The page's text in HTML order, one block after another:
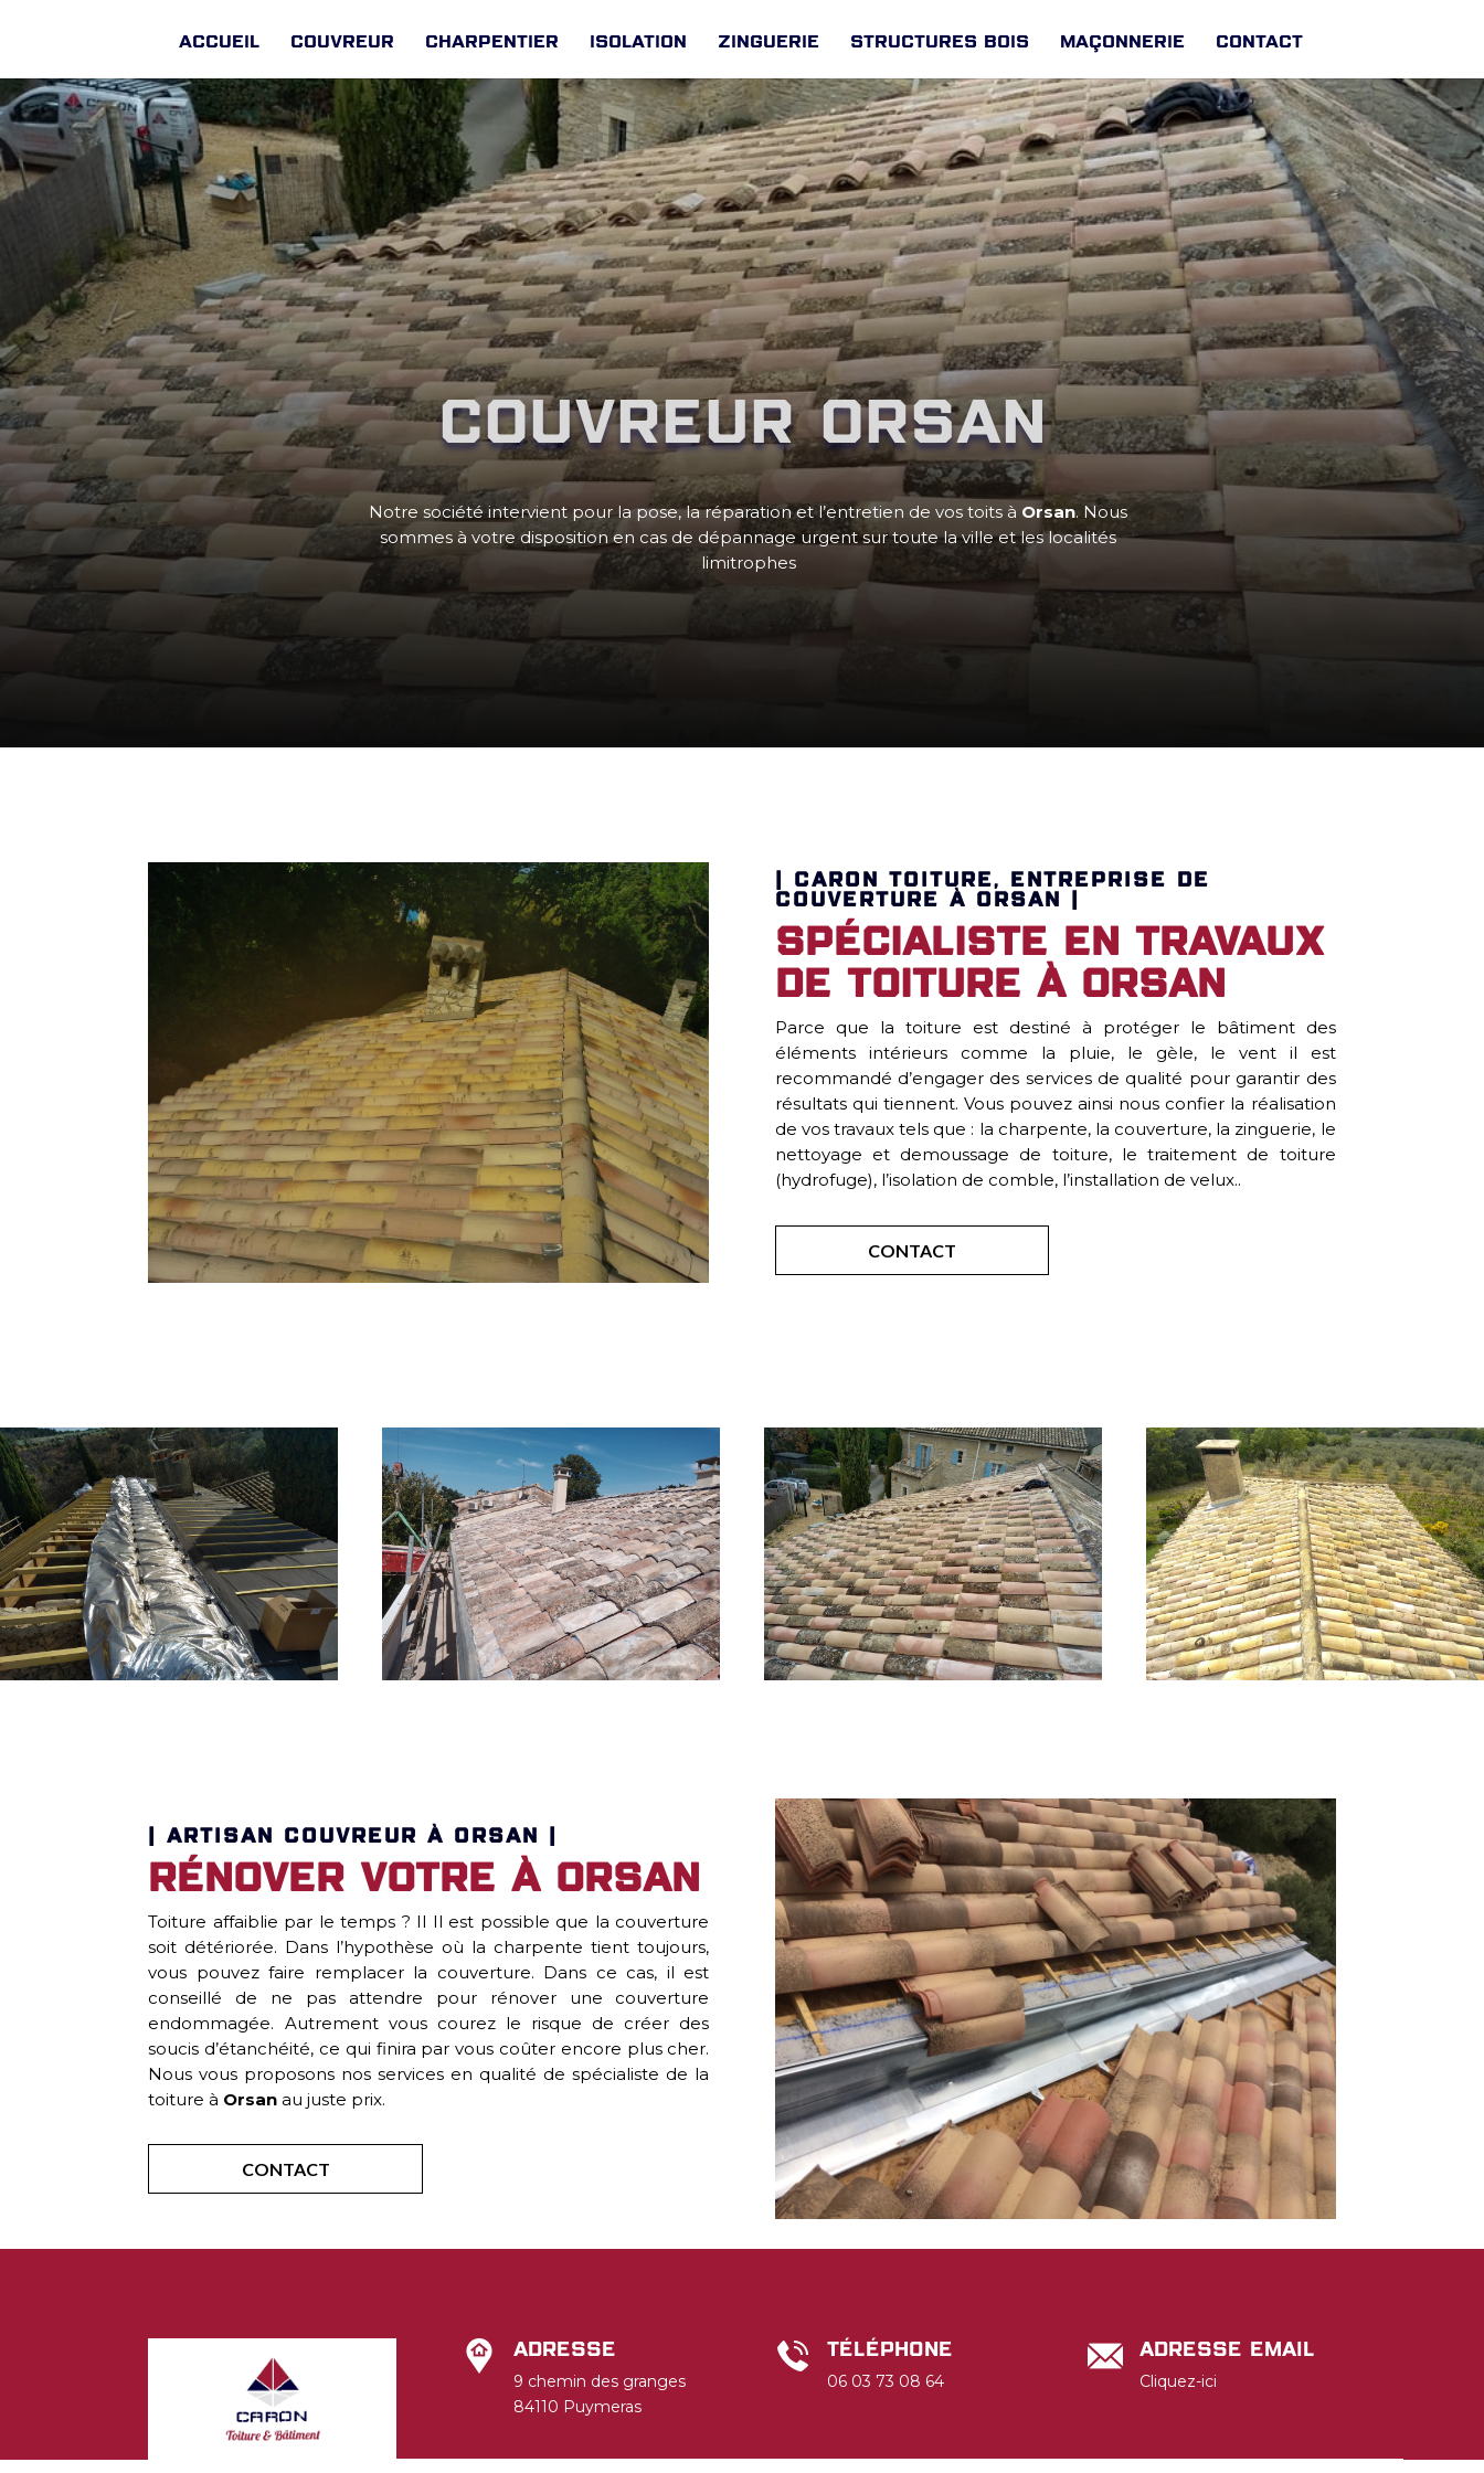
Accueil Couvreur Charpentier Isolation Zinguerie Structures Bois Maçonnerie Contact
Couvreur Orsan
Notre société intervient pour la pose, la réparation et l’entretien de vos toits à Orsan. Nous
sommes à votre disposition en cas de dépannage urgent sur toute la ville et les localités
limitrophes
| CARON TOITURE, ENTREPRISE DE
COUVERTURE À ORSAN |
Spécialiste en travaux
de toiture à Orsan
Parce que la toiture est destiné à protéger le bâtiment des
éléments intérieurs comme la pluie, le gèle, le vent il est
recommandé d’engager des services de qualité pour garantir des
résultats qui tiennent. Vous pouvez ainsi nous confier la réalisation
de vos travaux tels que : la charpente, la couverture, la zinguerie, le
nettoyage et demoussage de toiture, le traitement de toiture
(hydrofuge), l’isolation de comble, l’installation de velux..
CONTACT
| ARTISAN COUVREUR À ORSAN |
Rénover votre à Orsan
Toiture affaiblie par le temps ? Il Il est possible que la couverture
soit détériorée. Dans l’hypothèse où la charpente tient toujours,
vous pouvez faire remplacer la couverture. Dans ce cas, il est
conseillé de ne pas attendre pour rénover une couverture
endommagée. Autrement vous courez le risque de créer des
soucis d’étanchéité, ce qui finira par vous coûter encore plus cher.
Nous vous proposons nos services en qualité de spécialiste de la
toiture à Orsan au juste prix.
CONTACT
Adresse
9 chemin des granges
84110 Puymeras
Téléphone
06 03 73 08 64
Adresse email
Cliquez-ici